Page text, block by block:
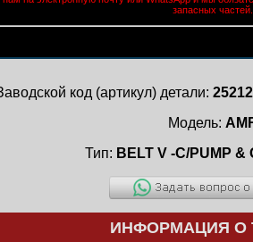
запасных частей.
код (артикул) детали:
Модель:
Тип: BELT V -C/PUMP &
ИНФОРМАЦИЯ О